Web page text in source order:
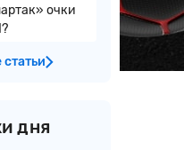
очки
дня